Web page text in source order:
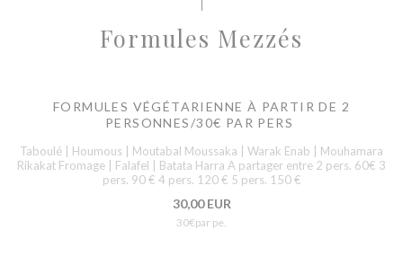
Formules Mezzés
FORMULES VÉGÉTARIENNE À PARTIR DE 2
PERSONNES/30€ PAR PERS
Taboulé | Houmous | Moutabal Moussaka | Warak Enab | Mouhamara
Rikakat Fromage | Falafel | Batata Harra A partager entre 2 pers. 60€ 3
pers. 90 € 4 pers. 120 € 5 pers. 150 €
30,00 EUR
30€par pe.